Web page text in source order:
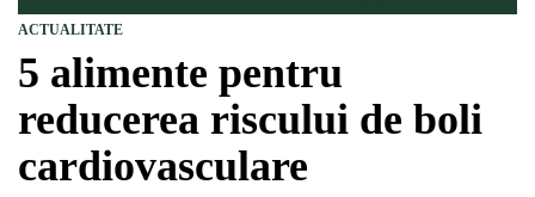
ACTUALITATE
5 alimente pentru
reducerea riscului de boli
cardiovasculare